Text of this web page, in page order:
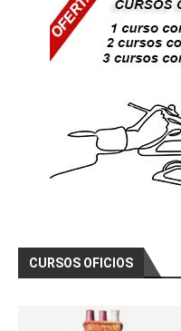
CURSOS OFICIOS